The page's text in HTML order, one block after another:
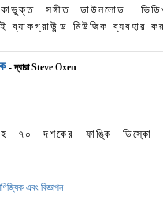
সঙ্গীত ডাউনলোড.
ব্যাকগ্রাউন্ড মিউজিক ব্যবহার
- দ্বারা Steve Oxen
৭০ দশকের ফাঙ্কি ডিস্কো
এবং বিজ্ঞাপন